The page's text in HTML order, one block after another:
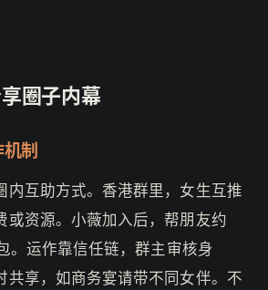
圈子内幕
制
内互助方式。香港群里，女生互推
或资源。小薇加入后，帮朋友约
。运作靠信任链，群主审核身
共享，如商务宴请带不同女伴。不